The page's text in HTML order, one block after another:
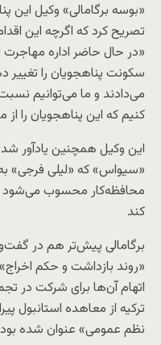
«بوسه برگامالی» وکیل این
تصریح کرد که اگرچه این
«در حال حاضر اداره
سکونت پناهجویان را تغییر
می‌دادند و ما می‌توانیم
کنیم که این پناهجویان را
این وکیل همچنین یادآور
«سیواس» که «لیلی فرجی»
محافظه‌کار محسوب می‌شود
کند
برگامالی پیش‌تر هم در
«روند بازداشت و حکم
اتهام آن‌ها برای شرکت در
ترکیه از معاهده استانبول
نظم عمومی» عنوان شده